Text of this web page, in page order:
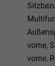
vorne,
vorne,